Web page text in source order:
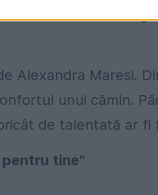
i-a crescut
Alexandra Maresi.
unui cămin.
de talentată ar fi
pentru tine"